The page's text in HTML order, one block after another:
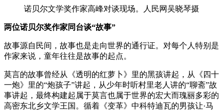
诺贝尔文学奖作家高峰对谈现场。人民网吴晓琴摄
两位诺贝尔奖作家同台谈“故事”
故事源自民间，故事也是走向世界的通行证。对每个人特别是
作家来说，童年往往是故事的起点。
莫言的故事曾经从《透明的红萝卜》里的黑孩讲起，从《四十
一炮》里的“炮孩子”讲起，从少年时听村里老人讲的“聊斋”故
事讲起，最终构建起属于莫言也属于世界的宏大而瑰丽多彩的
高密东北乡文学王国。循着《变革》中科特迪瓦的男孩让·马